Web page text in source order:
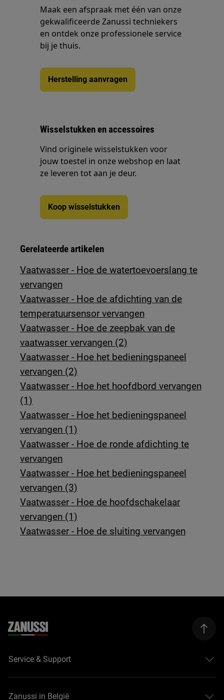
Maak een afspraak met één van onze
gekwalificeerde Zanussi techniekers
en ontdek onze professionele service
bij je thuis.
Herstelling aanvragen
Wisselstukken en accessoires
Vind originele wisselstukken voor
jouw toestel in onze webshop en laat
ze leveren tot aan je deur.
Koop wisselstukken
Gerelateerde artikelen
Vaatwasser - Hoe de watertoevoerslang te
vervangen
Vaatwasser - Hoe de afdichting van de
temperatuursensor vervangen
Vaatwasser - Hoe de zeepbak van de
vaatwasser vervangen (2)
Vaatwasser - Hoe het bedieningspaneel
vervangen (2)
Vaatwasser - Hoe het hoofdbord vervangen
(1)
Vaatwasser - Hoe het bedieningspaneel
vervangen (1)
Vaatwasser - Hoe de ronde afdichting te
vervangen
Vaatwasser - Hoe het bedieningspaneel
vervangen (3)
Vaatwasser - Hoe de hoofdschakelaar
vervangen (1)
Vaatwasser - Hoe de sluiting vervangen
Service & Support
Zanussi in België